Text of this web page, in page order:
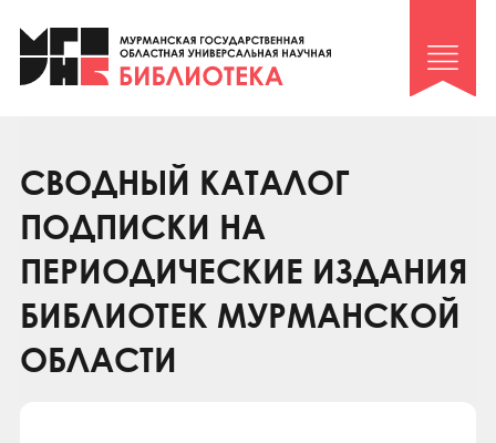
Клуб «Гиря и сельдерей»
Клуб «Семейный архив»
Коллегам
Контакты
СВОДНЫЙ КАТАЛОГ
ПОДПИСКИ НА
ПЕРИОДИЧЕСКИЕ ИЗДАНИЯ
БИБЛИОТЕК МУРМАНСКОЙ
ОБЛАСТИ